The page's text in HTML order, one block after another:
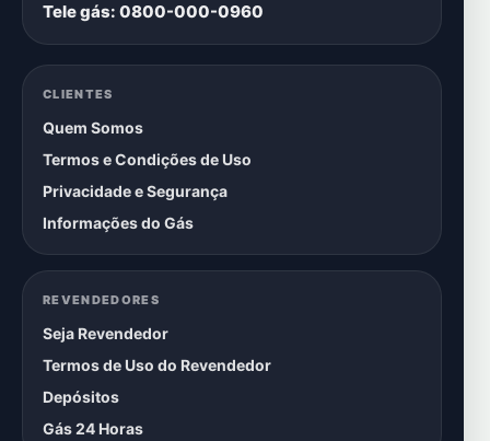
Tele gás: 0800-000-0960
CLIENTES
Quem Somos
Termos e Condições de Uso
Privacidade e Segurança
Informações do Gás
REVENDEDORES
Seja Revendedor
Termos de Uso do Revendedor
Depósitos
Gás 24 Horas